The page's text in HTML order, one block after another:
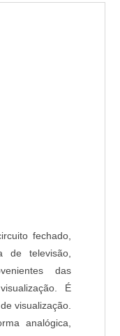
fechado,
de televisão,
das
É
visualização.
analógica,